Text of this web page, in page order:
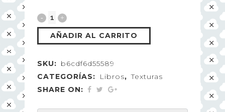
AÑADIR AL CARRITO
SKU: b6cdf6d55589
CATEGORÍAS:
Libros, Texturas
SHARE ON: